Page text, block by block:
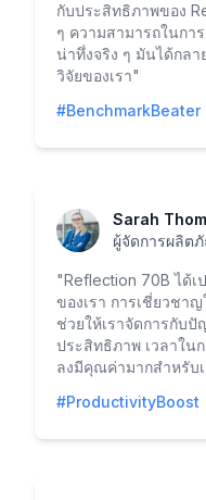
กับประสิทธิภาพของ
ๆ ความสามารถในกา
น่าทึ่งจริง ๆ มันได้กลา
วิจัยของเรา"
#BenchmarkBeater
Sarah
ผู้จัดการผลิต
"Reflection 70B ได้
ของเรา การเชี่ยวชา
ช่วยให้เราจัดการกับ
ประสิทธิภาพ เวลาใน
ลงมีคุณค่ามากสำหรับ
#ProductivityBoost